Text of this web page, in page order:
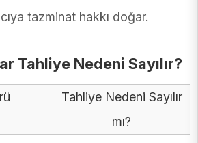
tazminat hakkı doğar.
Tahliye Nedeni Sayılır?
Tahliye Nedeni Sayılır
mı?